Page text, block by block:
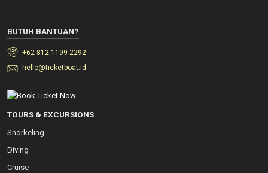
BUTUH BANTUAN?
+62-812-1199-2292
hello@ticketboat.id
TOURS & EXCURSIONS
Snorkeling
Diving
Cruise